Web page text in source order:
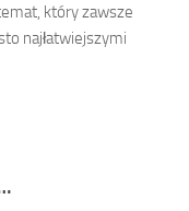
który zawsze
najłatwiejszymi